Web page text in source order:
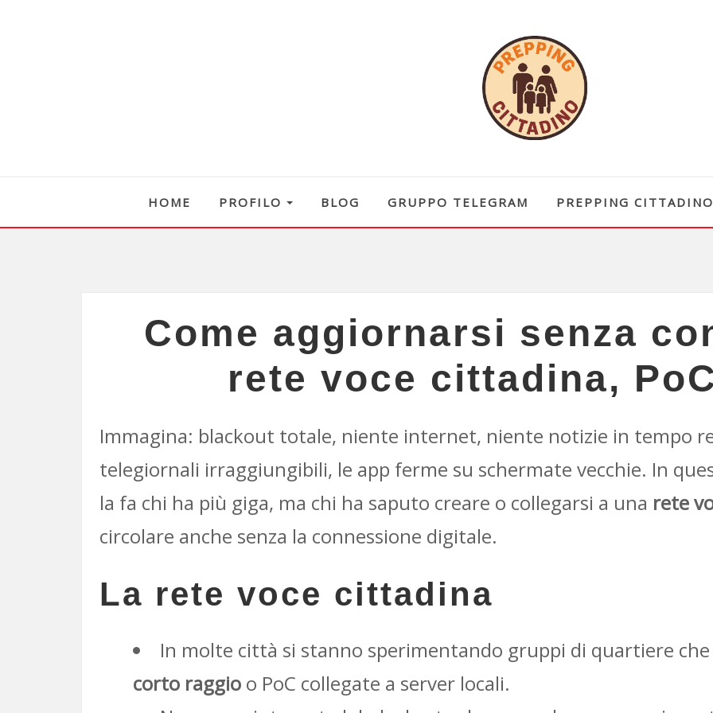
HOME PROFILO BLOG GRUPPO TELEGRAM PREPPING
Come aggiornarsi senza
rete voce cittadina,
Immagina: blackout totale, niente internet, niente notizie in tempo
telegiornali irraggiungibili, le app ferme su schermate vecchie. In
la fa chi ha più giga, ma chi ha saputo creare o collegarsi a una rete
circolare anche senza la connessione digitale.
La rete voce cittadina
In molte città si stanno sperimentando gruppi di quartiere
corto raggio o PoC collegate a server locali.